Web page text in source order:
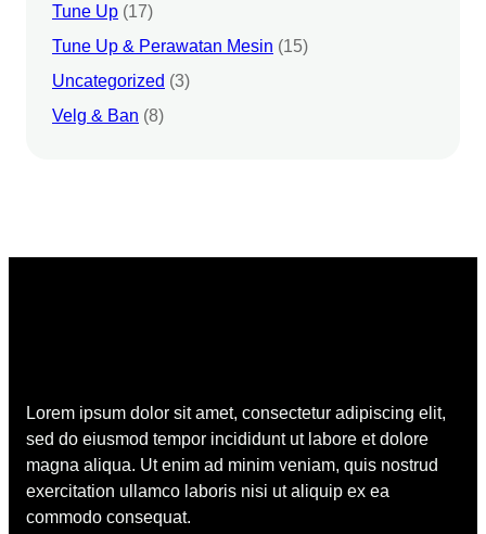
Tune Up (17)
Tune Up & Perawatan Mesin (15)
Uncategorized (3)
Velg & Ban (8)
Lorem ipsum dolor sit amet, consectetur adipiscing elit,
sed do eiusmod tempor incididunt ut labore et dolore
magna aliqua. Ut enim ad minim veniam, quis nostrud
exercitation ullamco laboris nisi ut aliquip ex ea
commodo consequat.